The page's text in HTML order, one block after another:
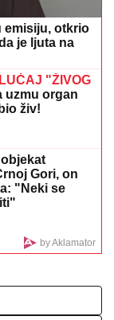
pljačkaši
a onda je
U ELITU
i skandal